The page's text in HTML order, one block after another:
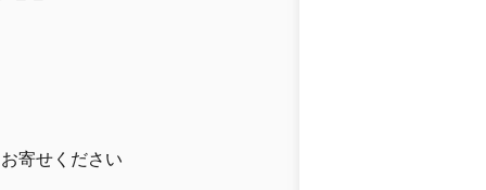
寄せください